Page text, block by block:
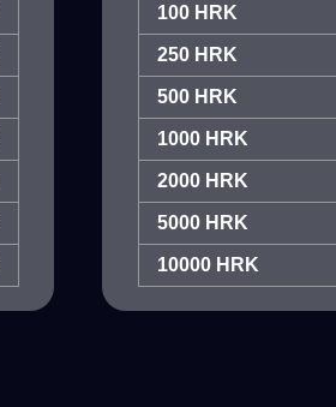
100 HRK
250 HRK
500 HRK
1000 HRK
2000 HRK
5000 HRK
10000 HRK